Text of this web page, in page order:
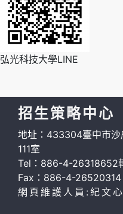
弘光科技大學LINE
招生策略中心
地址：433304臺中市沙
111室
Tel：886-4-26318652
Fax：886-4-26520314
網頁維護人員:紀文心